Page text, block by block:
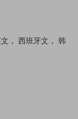
， 西班牙文， 韩